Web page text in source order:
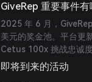
GiveRep 重要事件有
2025 年 6 月，
美元的奖金池。平台更
Cetus 100x 挑战忠诚
即将到来的活动